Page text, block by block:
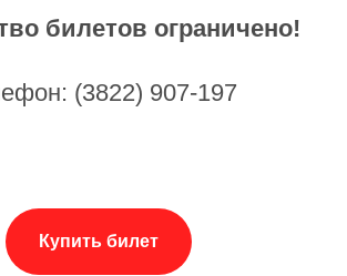
билетов ограничено!
(3822) 907-197
Купить билет